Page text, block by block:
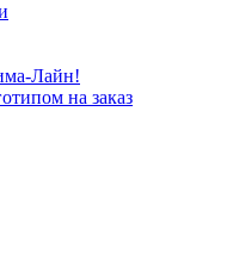
Лайн!
на заказ